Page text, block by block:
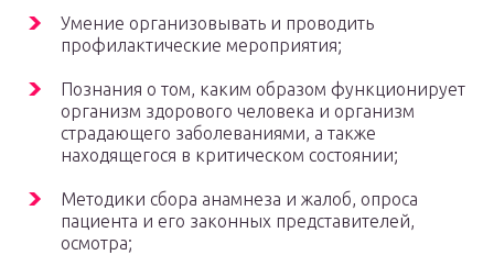
Умение организовывать и проводить
профилактические мероприятия;
Познания о том, каким образом функционирует
организм здорового человека и организм
страдающего заболеваниями, а также
находящегося в критическом состоянии;
Методики сбора анамнеза и жалоб, опроса
пациента и его законных представителей,
осмотра;